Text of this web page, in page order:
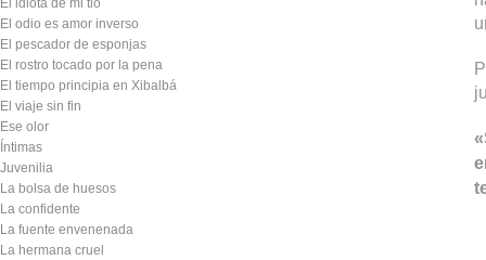
El idiota de mi tio
El odio es amor inverso
El pescador de esponjas
El rostro tocado por la pena
El tiempo principia en Xibalbá
El viaje sin fin
Ese olor
Íntimas
Juvenilia
La bolsa de huesos
La confidente
La fuente envenenada
La hermana cruel